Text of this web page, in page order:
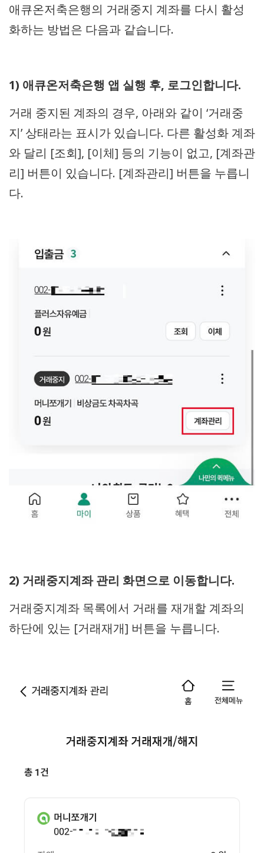
애큐온저축은행의 거래중지 계좌를 다시 활성
화하는 방법은 다음과 같습니다.
1) 애큐온저축은행 앱 실행 후, 로그인합니다.
거래 중지된 계좌의 경우, 아래와 같이 ‘거래중
지’ 상태라는 표시가 있습니다. 다른 활성화 계좌
와 달리 [조회], [이체] 등의 기능이 없고, [계좌관
리] 버튼이 있습니다. [계좌관리] 버튼을 누릅니
다.
2) 거래중지계좌 관리 화면으로 이동합니다.
거래중지계좌 목록에서 거래를 재개할 계좌의
하단에 있는 [거래재개] 버튼을 누릅니다.